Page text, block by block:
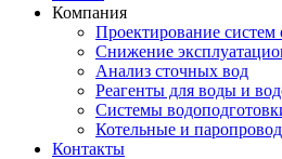
Компания
Проектирование
Снижение
Анализ сточных вод
Реагенты для воды и
Системы
Котельные и
Контакты